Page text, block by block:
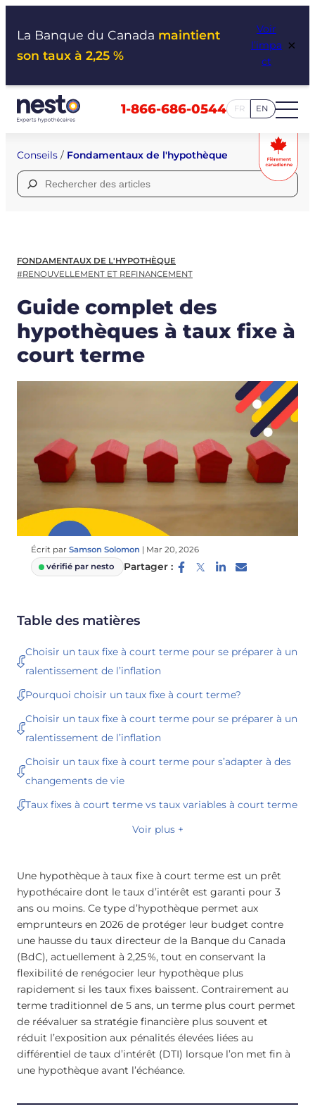
La Banque du Canada maintient
son taux à 2,25 %
Voir
l’impa
ct
×
1-866-686-0544 FR EN
Conseils / Fondamentaux de l'hypothèque
Rechercher :
FONDAMENTAUX DE L'HYPOTHÈQUE
#RENOUVELLEMENT ET REFINANCEMENT
Guide complet des
hypothèques à taux fixe à
court terme
Écrit par Samson Solomon | Mar 20, 2026
vérifié par nesto
Partager :
Table des matières
Choisir un taux fixe à court terme pour se préparer à un
ralentissement de l’inflation
Pourquoi choisir un taux fixe à court terme?
Choisir un taux fixe à court terme pour se préparer à un
ralentissement de l’inflation
Choisir un taux fixe à court terme pour s’adapter à des
changements de vie
Taux fixes à court terme vs taux variables à court terme
Voir plus +
Une hypothèque à taux fixe à court terme est un prêt
hypothécaire dont le taux d’intérêt est garanti pour 3
ans ou moins. Ce type d’hypothèque permet aux
emprunteurs en 2026 de protéger leur budget contre
une hausse du taux directeur de la Banque du Canada
(BdC), actuellement à 2,25%, tout en conservant la
flexibilité de renégocier leur hypothèque plus
rapidement si les taux fixes baissent. Contrairement au
terme traditionnel de 5 ans, un terme plus court permet
de réévaluer sa stratégie financière plus souvent et
réduit l’exposition aux pénalités élevées liées au
différentiel de taux d’intérêt (DTI) lorsque l’on met fin à
une hypothèque avant l’échéance.